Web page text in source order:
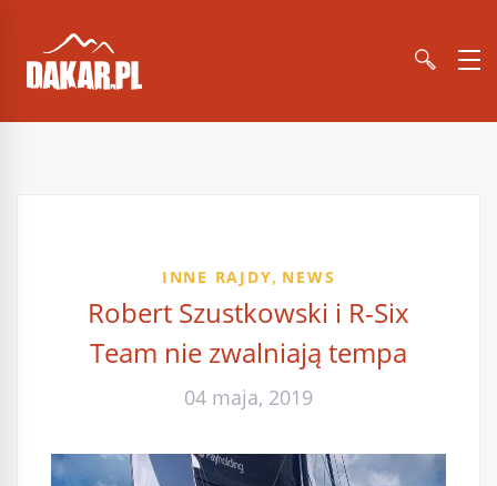
INNE RAJDY, NEWS
Robert Szustkowski i R-Six
Team nie zwalniają tempa
04 maja, 2019